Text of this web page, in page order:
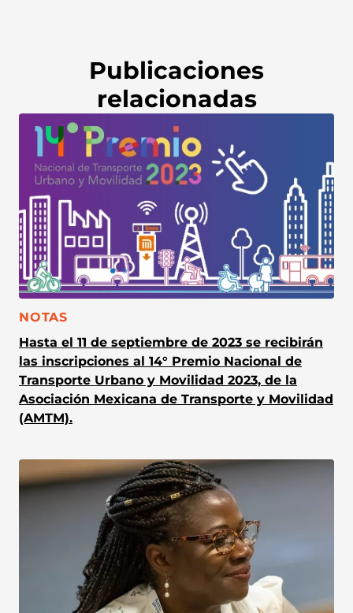
Publicaciones
relacionadas
CATEGORÍA:
NOTAS
Hasta el 11 de septiembre de 2023 se recibirán
las inscripciones al 14° Premio Nacional de
Transporte Urbano y Movilidad 2023, de la
Asociación Mexicana de Transporte y Movilidad
(AMTM).